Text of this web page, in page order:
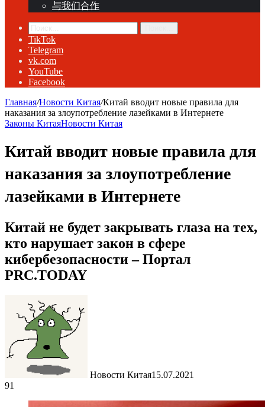
与我们合作
TikTok
Telegram
vk.com
YouTube
Facebook
Главная/Новости Китая/Китай вводит новые правила для
наказания за злоупотребление лазейками в Интернете
Законы КитаяНовости Китая
Китай вводит новые правила для
наказания за злоупотребление
лазейками в Интернете
Китай не будет закрывать глаза на тех,
кто нарушает закон в сфере
кибербезопасности – Портал
PRC.TODAY
Новости Китая15.07.2021
91